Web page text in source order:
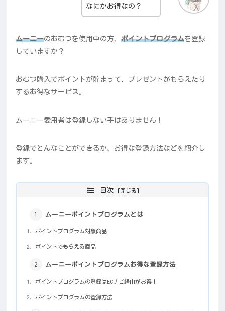
なにかお得なの？
ムーニーのおむつを使用中の方、ポイントプログラムを登録
していますか？
おむつ購入でポイントが貯まって、プレゼントがもらえたり
するお得なサービス。
ムーニー愛用者は登録しない手はありません！
登録でどんなことができるか、お得な登録方法などを紹介し
ます。
目次
ムーニーポイントプログラムとは
ポイントプログラム対象商品
ポイントでもらえる商品
ムーニーポイントプログラムお得な登録方法
ポイントプログラムの登録はECナビ経由がお得！
ポイントプログラムの登録方法